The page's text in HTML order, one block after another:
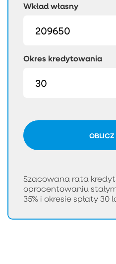
Wkład własny
Okres kredytowania
OBLICZ
Szacowana rata
oprocentowaniu
35% i okresie spłaty 30